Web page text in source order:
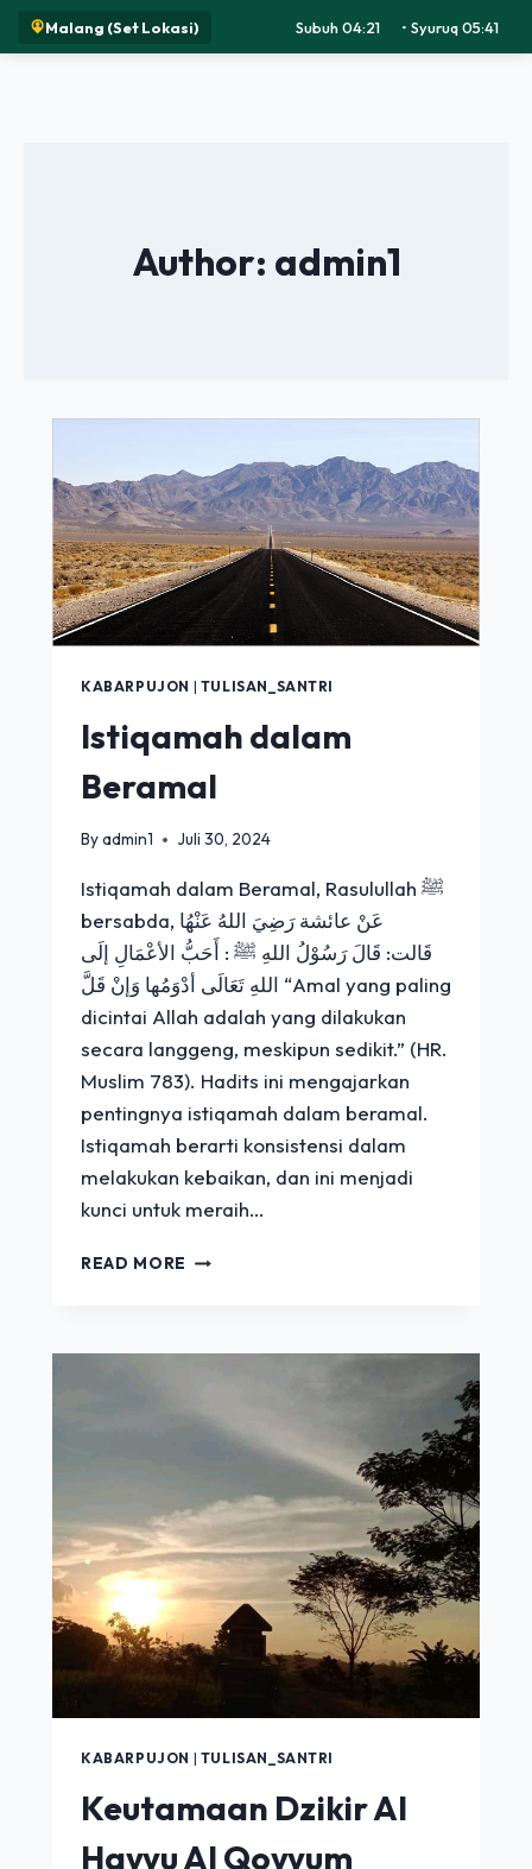
Malang (Set Lokasi) Subuh 04:21 •Syuruq 05:41 •
Author: admin1
KABARPUJON | TULISAN_SANTRI
Istiqamah dalam
Beramal
Byadmin1 Juli 30, 2024
Istiqamah dalam Beramal, Rasulullah ﷺ
bersabda, عَنْ عائشة رَضِيَ اللهُ عَنْهُا
قَالت: قَالَ رَسُوْلُ اللهِ ﷺ : أَحَبُّ الأعْمَالِ إلَى
اللهِ تَعَالَى أدْوَمُها وَإنْ قَلَّ “Amal yang paling
dicintai Allah adalah yang dilakukan
secara langgeng, meskipun sedikit.” (HR.
Muslim 783). Hadits ini mengajarkan
pentingnya istiqamah dalam beramal.
Istiqamah berarti konsistensi dalam
melakukan kebaikan, dan ini menjadi
kunci untuk meraih…
READ MORE ISTIQAMAH
KABARPUJON | TULISAN_SANTRI
Keutamaan Dzikir Al
Hayyu Al Qoyyum